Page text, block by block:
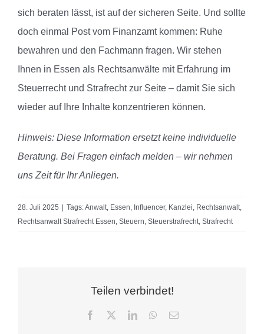
sich beraten lässt, ist auf der sicheren Seite. Und sollte
doch einmal Post vom Finanzamt kommen: Ruhe
bewahren und den Fachmann fragen. Wir stehen
Ihnen in Essen als Rechtsanwälte mit Erfahrung im
Steuerrecht und Strafrecht zur Seite – damit Sie sich
wieder auf Ihre Inhalte konzentrieren können.
Hinweis: Diese Information ersetzt keine individuelle
Beratung. Bei Fragen einfach melden – wir nehmen
uns Zeit für Ihr Anliegen.
28. Juli 2025 | Tags:Anwalt Essen Influencer, Kanzlei Rechtsanwalt
Rechtsanwalt Strafrecht Essen Steuern Steuerstrafrecht Strafrecht
Teilen verbindet!
Facebook LinkedInWhatsApp
E-